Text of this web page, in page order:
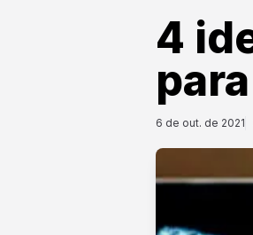
4
6 de out. de 2021